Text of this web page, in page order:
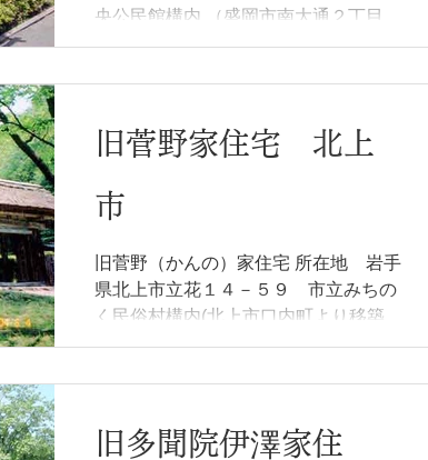
央公民館構内 （盛岡市南大通２丁目よ
り移築） 指定物件 主屋、土蔵、はか
旧菅野家住宅 北上
市
旧菅野（かんの）家住宅 所在地 岩手
県北上市立花１４－５９ 市立みちの
く民俗村構内(北上市口内町より移築)
指定物件 主屋、表門 建設年代 主屋
概要...
旧多聞院伊澤家住